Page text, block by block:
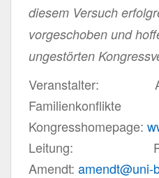
diesem Versuch
vorgeschoben und
ungestörten
Veranstalter:
Familienkonflikte
Kongresshomepage:
Leitung: Prof.
Amendt: amendt@uni-